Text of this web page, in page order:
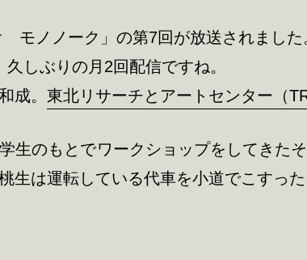
モノノーク」の第7回が放送されました
しぶりの月2回配信ですね。
成。 東北リサーチとアートセンター（
生のもとでワークショップをしてきた
生は運転している代車を小道でこすっ